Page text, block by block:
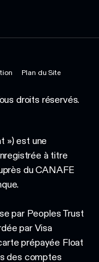
Plan du Site
droits réservés.
») est une
à titre
du CANAFE
par Peoples Trust
par Visa
prépayée Float
des comptes